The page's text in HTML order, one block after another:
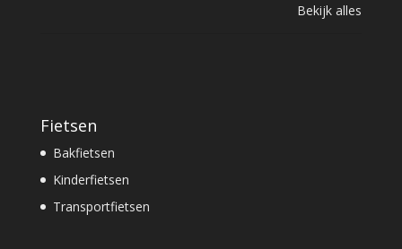
Bekijk alles
Fietsen
Bakfietsen
Kinderfietsen
Transportfietsen